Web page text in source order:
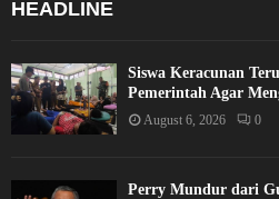
HEADLINE
Siswa Keracunan
Pemerintah Agar
August 6, 2026 0
Perry Mundur dari